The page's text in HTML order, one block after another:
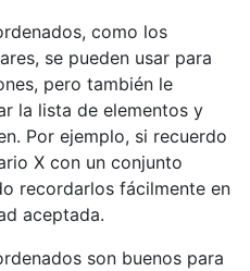
como los
se pueden usar para
pero también le
la lista de elementos y
Por ejemplo, si recuerdo
X con un conjunto
recordarlos fácilmente en
aceptada.
son buenos para